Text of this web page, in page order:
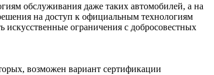
обслуживания даже таких автомобилей, а на
на доступ к официальным технологиям
ограничения с добросовестных
возможен вариант сертификации